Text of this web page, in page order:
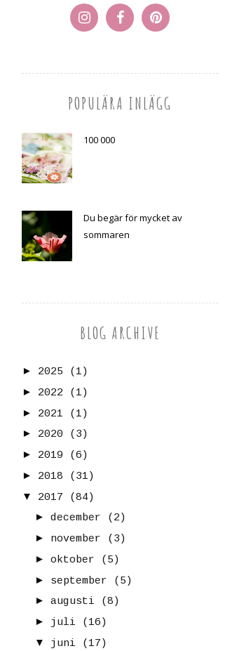
POPULÄRA INLÄGG
100 000
Du begär för mycket av
sommaren
BLOG ARCHIVE
► 2025
(1)
► 2022
(1)
► 2021
(1)
► 2020
(3)
► 2019
(6)
► 2018
(31)
▼
2017
(84)
► december
(2)
► november
(3)
► oktober
(5)
► september
(5)
► augusti
(8)
► juli
(16)
▼
juni
(17)